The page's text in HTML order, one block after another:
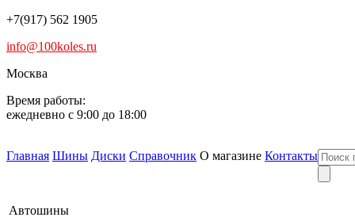
+7(917) 562 1905
info@100koles.ru
Москва
Время работы:
ежедневно с 9:00 до 18:00
Главная Шины Диски Справочник О магазине Контакты
Автошины